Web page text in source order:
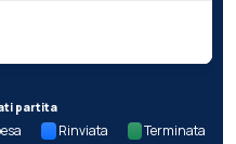
partita
Rinviata Terminata